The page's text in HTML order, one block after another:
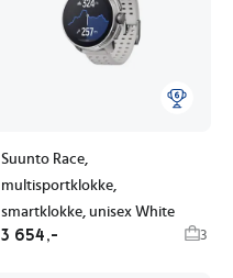
Suunto Race,
multisportklokke,
smartklokke, unisex White
3 654,- 3